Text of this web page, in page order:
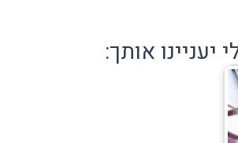
יעניינו אותך: